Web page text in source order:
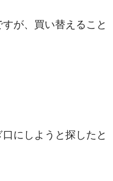
が、買い替えること
にしようと探したと